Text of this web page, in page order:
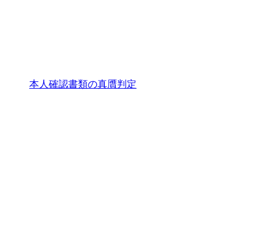
本人確認書類の真贋判定